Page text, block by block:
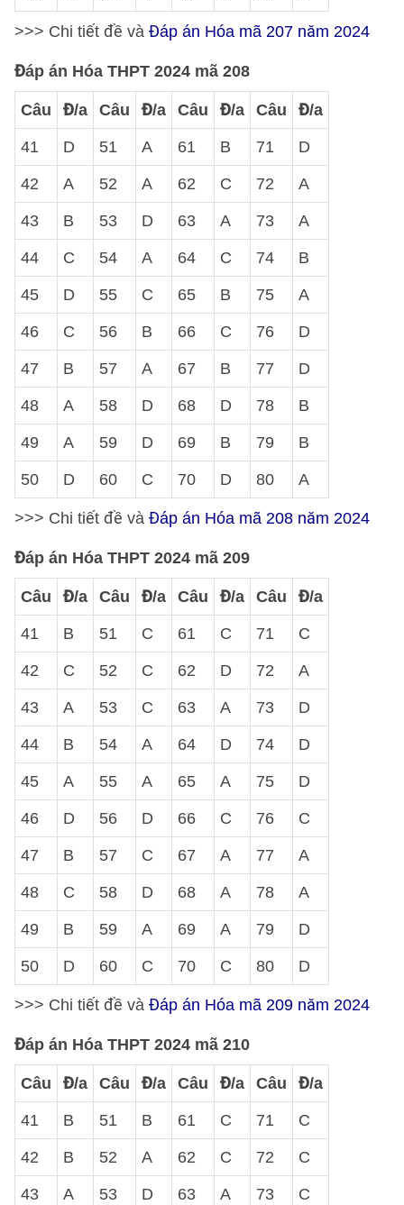
>>> Chi tiết đề và Đáp án Hóa mã 207 năm 2024
Đáp án Hóa THPT 2024 mã 208
Câu Đ/a Câu Đ/a Câu Đ/a Câu Đ/a
41 D 51 A 61 B 71 D
42 A 52 A 62 C 72 A
43 B 53 D 63 A 73 A
44 C 54 A 64 C 74 B
45 D 55 C 65 B 75 A
46 C 56 B 66 C 76 D
47 B 57 A 67 B 77 D
48 A 58 D 68 D 78 B
49 A 59 D 69 B 79 B
50 D 60 C 70 D 80 A
>>> Chi tiết đề và Đáp án Hóa mã 208 năm 2024
Đáp án Hóa THPT 2024 mã 209
Câu Đ/a Câu Đ/a Câu Đ/a Câu Đ/a
41 B 51 C 61 C 71 C
42 C 52 C 62 D 72 A
43 A 53 C 63 A 73 D
44 B 54 A 64 D 74 D
45 A 55 A 65 A 75 D
46 D 56 D 66 C 76 C
47 B 57 C 67 A 77 A
48 C 58 D 68 A 78 A
49 B 59 A 69 A 79 D
50 D 60 C 70 C 80 D
>>> Chi tiết đề và Đáp án Hóa mã 209 năm 2024
Đáp án Hóa THPT 2024 mã 210
Câu Đ/a Câu Đ/a Câu Đ/a Câu Đ/a
41 B 51 B 61 C 71 C
42 B 52 A 62 C 72 C
43 A 53 D 63 A 73 C